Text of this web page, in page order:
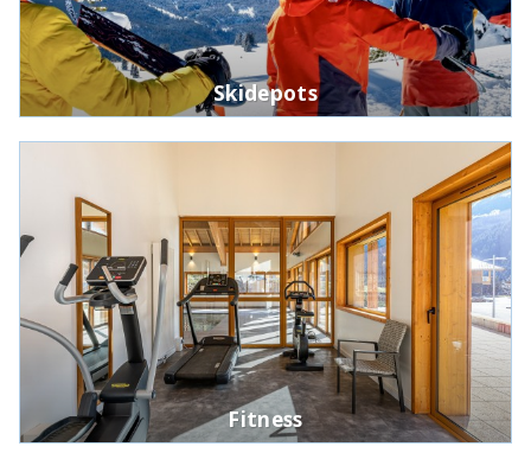
Skidepots
Fitness